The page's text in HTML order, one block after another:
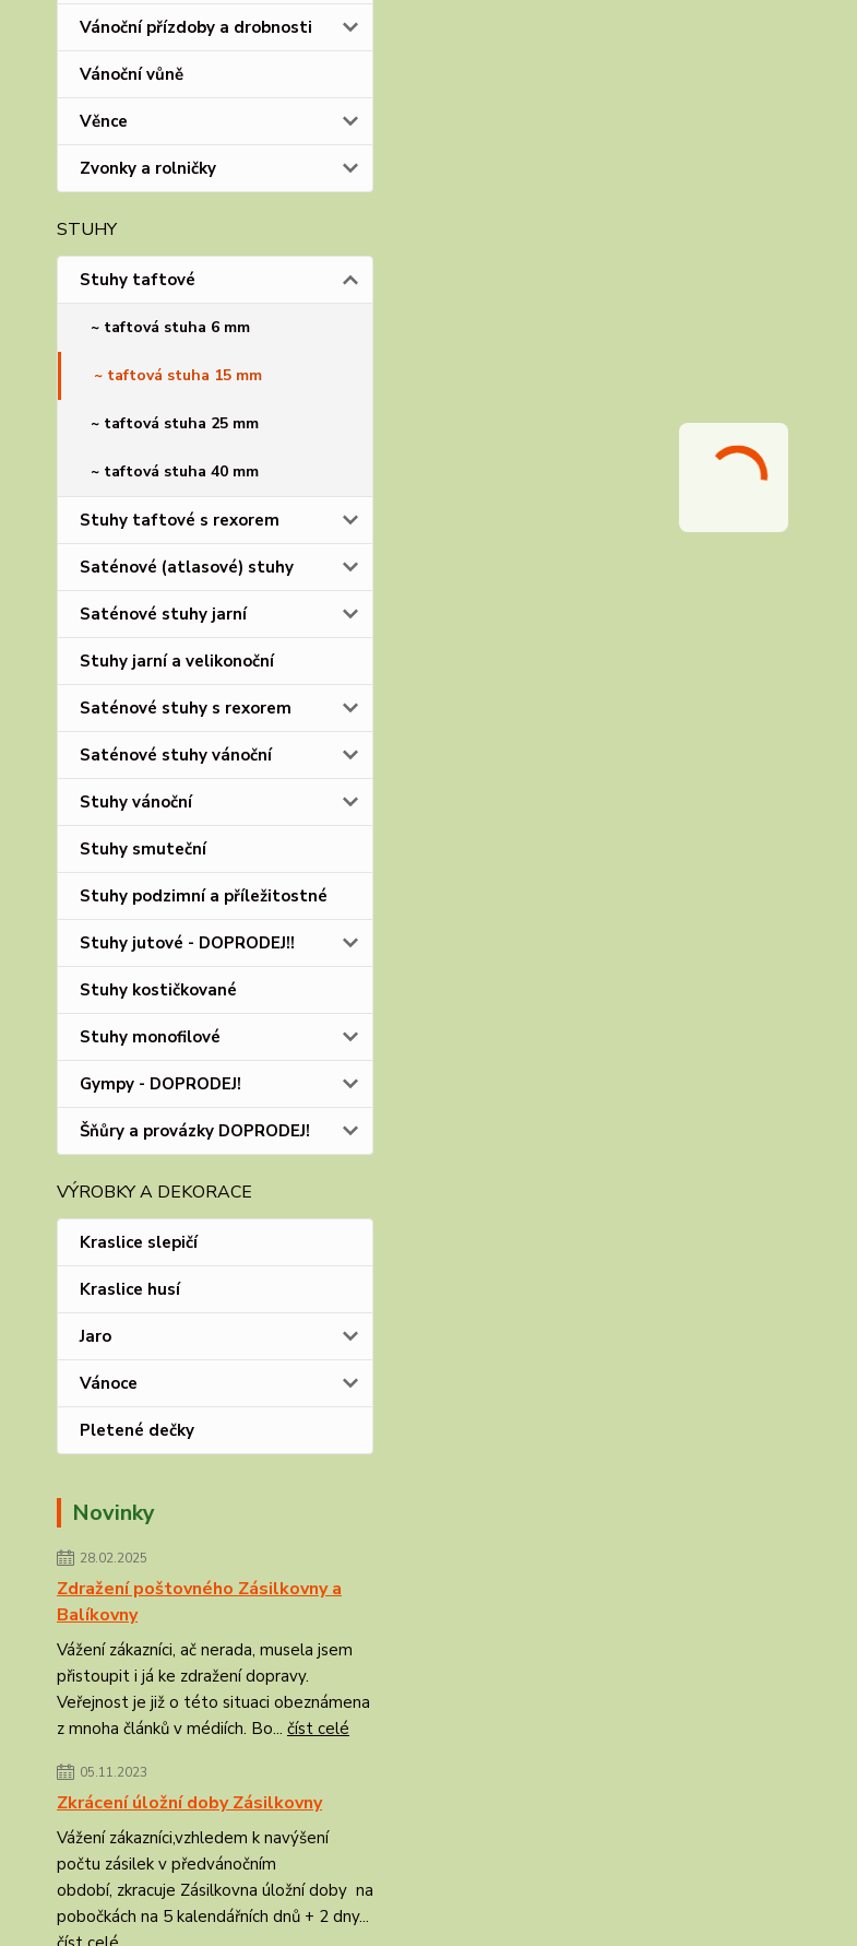
Vánoční přízdoby a drobnosti
Vánoční vůně
Věnce
Zvonky a rolničky
STUHY
Stuhy taftové
~ taftová stuha 6 mm
~ taftová stuha 15 mm
~ taftová stuha 25 mm
~ taftová stuha 40 mm
Stuhy taftové s rexorem
Saténové (atlasové) stuhy
Saténové stuhy jarní
Stuhy jarní a velikonoční
Saténové stuhy s rexorem
Saténové stuhy vánoční
Stuhy vánoční
Stuhy smuteční
Stuhy podzimní a příležitostné
Stuhy jutové - DOPRODEJ!!
Stuhy kostičkované
Stuhy monofilové
Gympy - DOPRODEJ!
Šňůry a provázky DOPRODEJ!
VÝROBKY A DEKORACE
Kraslice slepičí
Kraslice husí
Jaro
Vánoce
Pletené dečky
Novinky
28.02.2025
Zdražení poštovného Zásilkovny a
Balíkovny
Vážení zákazníci, ač nerada, musela jsem
přistoupit i já ke zdražení dopravy.
Veřejnost je již o této situaci obeznámena
z mnoha článků v médiích. Bo... číst celé
05.11.2023
Zkrácení úložní doby Zásilkovny
Vážení zákazníci,vzhledem k navýšení
počtu zásilek v předvánočním
období, zkracuje Zásilkovna úložní doby na
pobočkách na 5 kalendářních dnů + 2 dny...